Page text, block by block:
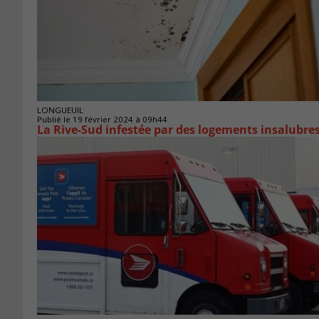
LONGUEUIL
Publié le 19 février 2024 à 09h44
La Rive-Sud infestée par des logements